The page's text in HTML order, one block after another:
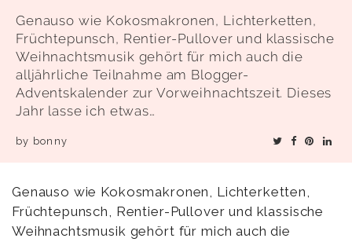
Genauso wie Kokosmakronen, Lichterketten,
Früchtepunsch, Rentier-Pullover und klassische
Weihnachtsmusik gehört für mich auch die
alljährliche Teilnahme am Blogger-
Adventskalender zur Vorweihnachtszeit. Dieses
Jahr lasse ich etwas…
by bonny
Genauso wie Kokosmakronen, Lichterketten,
Früchtepunsch, Rentier-Pullover und klassische
Weihnachtsmusik gehört für mich auch die